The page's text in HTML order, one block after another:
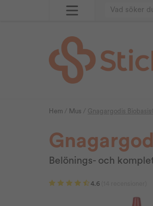
Hem / Mus / Gnagargodis
Belönings- och
4.6